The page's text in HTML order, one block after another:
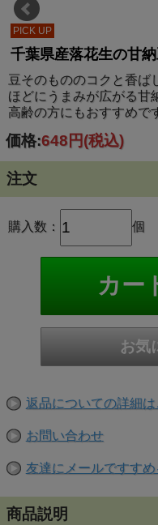
PICK UP
千葉県産落花生の甘納
豆そのもののコクと香ば
ほどにうまみが広がる甘
高齢の方にもおすすめで
価格:648円(税込)
注文
購入数： 個
返品についての詳細は
お問い合わせ
友達にメールですすめ
商品説明